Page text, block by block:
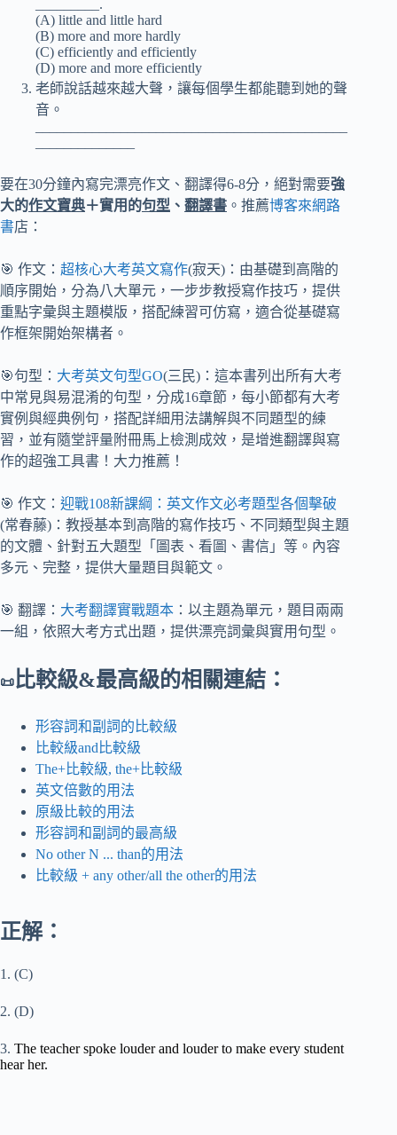
_________.
(A) little and little hard
(B) more and more hardly
(C) efficiently and efficiently
(D) more and more efficiently
老師說話越來越大聲，讓每個學生都能聽到她的聲
音。
要在30分鐘內寫完漂亮作文、翻譯得6-8分，絕對需要強
大的作文寶典＋實用的句型 、 翻譯書 。推薦博客來網路
書店：
🎯 作文： 超核心大考英文寫作(寂天)：由基礎到高階的
順序開始，分為八大單元，一步步教授寫作技巧，提供
重點字彙與主題模版，搭配練習可仿寫，適合從基礎寫
作框架開始架構者。
🎯句型： 大考英文句型GO(三民)：這本書列出所有大考
中常見與易混淆的句型，分成16章節，每小節都有大考
實例與經典例句，搭配詳細用法講解與不同題型的練
習，並有隨堂評量附冊馬上檢測成效，是增進翻譯與寫
作的超強工具書！大力推薦！
🎯 作文： 迎戰108新課綱：英文作文必考題型各個擊破
(常春藤)：教授基本到高階的寫作技巧、不同類型與主題
的文體、針對五大題型「圖表、看圖、書信」等。內容
多元、完整，提供大量題目與範文。
🎯 翻譯： 大考翻譯實戰題本 ：以主題為單元，題目兩兩
一組，依照大考方式出題，提供漂亮詞彙與實用句型。
📜比較級&最高級的相關連結：
形容詞和副詞的比較級
比較級and比較級
The+比較級, the+比較級
英文倍數的用法
原級比較的用法
形容詞和副詞的最高級
No other N ... than的用法
比較級 + any other/all the other的用法
正解：
1. (C)
2. (D)
3. The teacher spoke louder and louder to make every student
hear her.